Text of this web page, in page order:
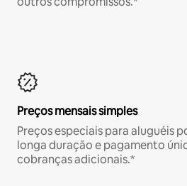
Preços mensais simples
Preços especiais para aluguéis
longa duração e pagamento
cobranças adicionais.*